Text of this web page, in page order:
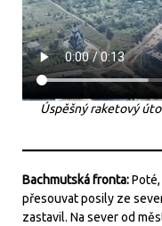
Úspěšný raketový
Bachmutská fronta:
přesouvat posily ze
zastavil. Na sever od